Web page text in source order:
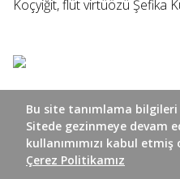
Koçyiğit, flüt virtüözü Şefika
Bu site tanımlama bilgileri
Sitede gezinmeye devam
kullanımımızı kabul
Çerez Politikamız